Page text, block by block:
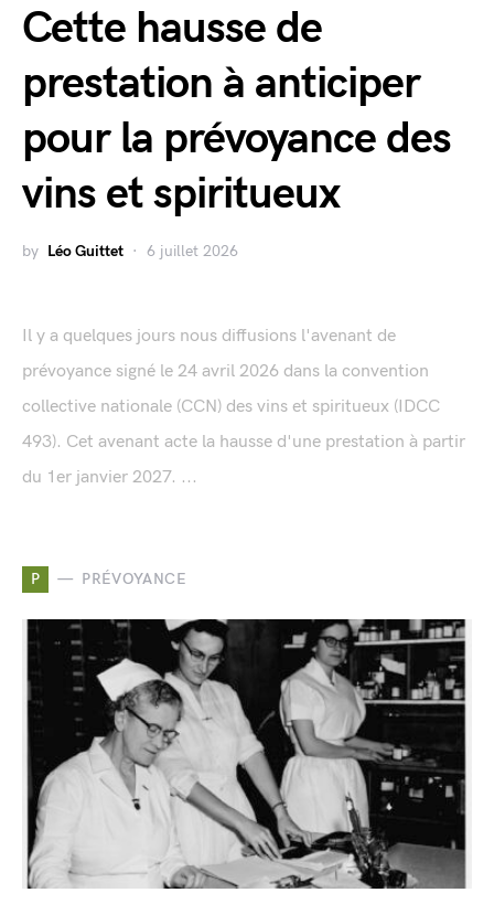
Cette hausse de
prestation à anticiper
pour la prévoyance des
vins et spiritueux
by Léo Guittet 6 juillet 2026
Il y a quelques jours nous diffusions l'avenant de
prévoyance signé le 24 avril 2026 dans la convention
collective nationale (CCN) des vins et spiritueux (IDCC
493). Cet avenant acte la hausse d'une prestation à partir
du 1er janvier 2027. ...
P PRÉVOYANCE